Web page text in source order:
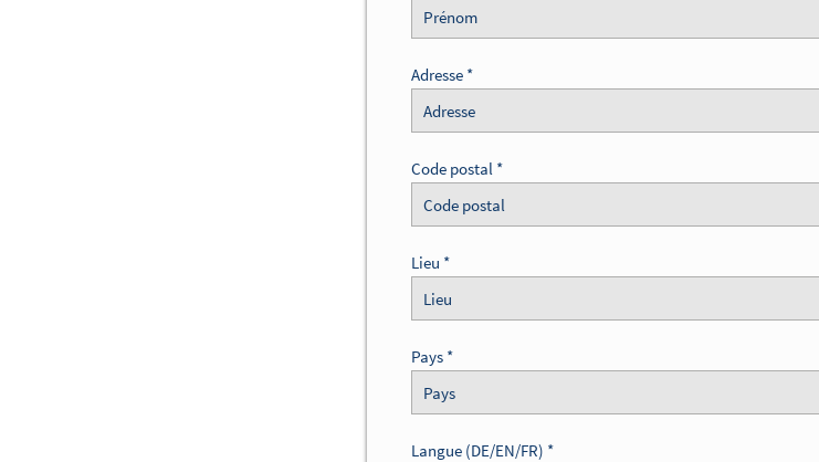
Adresse
Code postal
Lieu
Pays
Langue (DE/EN/FR)